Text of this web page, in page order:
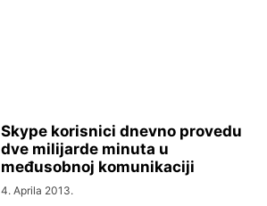
Skype korisnici dnevno provedu
dve milijarde minuta u
međusobnoj komunikaciji
4. Aprila 2013.